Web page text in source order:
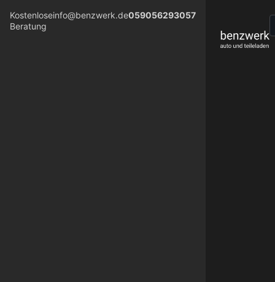
Kostenlose
Beratung
info@benzwerk.de059056293057